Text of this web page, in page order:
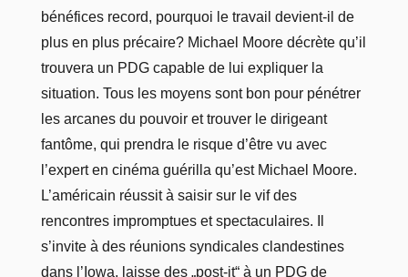
bénéfices record, pourquoi le travail devient-il de
plus en plus précaire? Michael Moore décrète qu’il
trouvera un PDG capable de lui expliquer la
situation. Tous les moyens sont bon pour pénétrer
les arcanes du pouvoir et trouver le dirigeant
fantôme, qui prendra le risque d’être vu avec
l’expert en cinéma guérilla qu’est Michael Moore.
L’américain réussit à saisir sur le vif des
rencontres impromptues et spectaculaires. Il
s’invite à des réunions syndicales clandestines
dans l’Iowa, laisse des „post-it“ à un PDG de